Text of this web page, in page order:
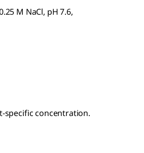
M NaCl, pH 7.6,
specific concentration.